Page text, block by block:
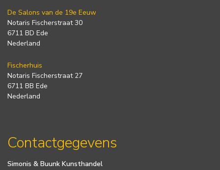
De Salons van de 19e Eeuw
Notaris Fischerstraat 30
6711 BD Ede
Nederland
Fischerhuis
Notaris Fischerstraat 27
6711 BB Ede
Nederland
Contactgegevens
Simonis & Buunk Kunsthandel